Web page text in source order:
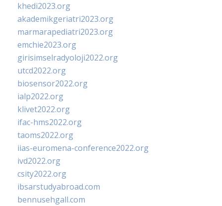
khedi2023.org
akademikgeriatri2023.org
marmarapediatri2023.org
emchie2023.org
girisimselradyoloji2022.org
utcd2022.org
biosensor2022.org
ialp2022.org
klivet2022.org
ifac-hms2022.org
taoms2022.org
iias-euromena-conference2022.org
ivd2022.org
csity2022.org
ibsarstudyabroad.com
bennusehgall.com